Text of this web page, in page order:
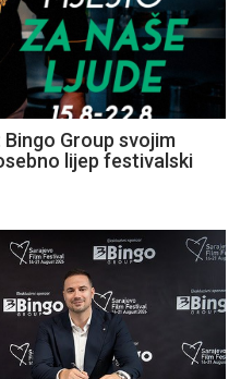
Group svojim
lijep festivalski